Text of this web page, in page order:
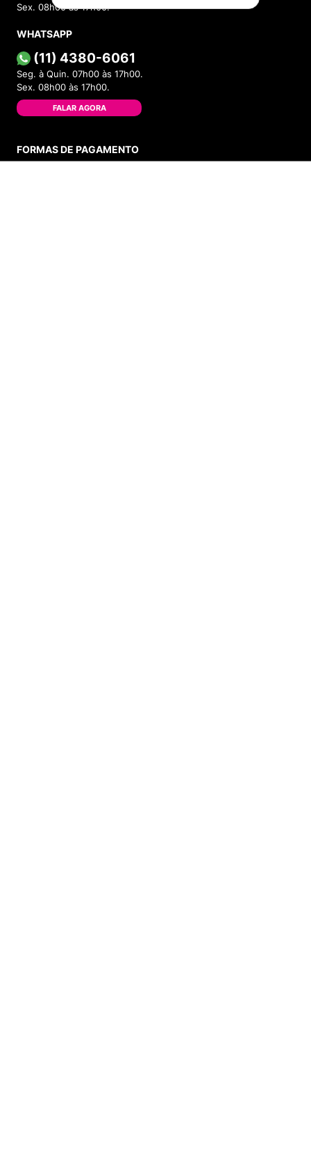
Sex. 08h00 às 17h00.
WHATSAPP
(11) 4380-6061
Seg. à Quin. 07h00 às 17h00.
Sex. 08h00 às 17h00.
FALAR AGORA
FORMAS DE PAGAMENTO